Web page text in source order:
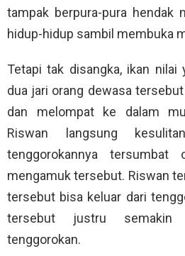
tampak berpura-pura hendak
hidup-hidup sambil membuka
Tetapi tak disangka, ikan nilai
dua jari orang dewasa
dan melompat ke dalam
Riswan langsung
tenggorokannya
mengamuk tersebut. Riswan
tersebut bisa keluar dari
tersebut justru
tenggorokan.